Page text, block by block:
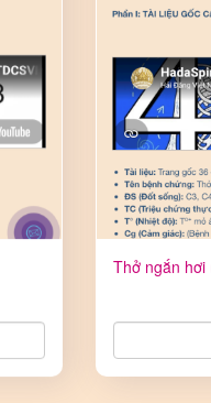
Thở ngắn